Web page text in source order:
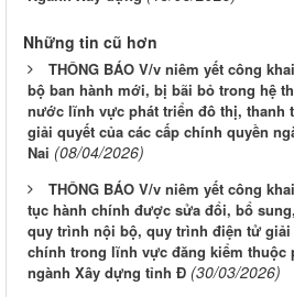
Những tin cũ hơn
THÔNG BÁO V/v niêm yết công
bộ ban hành mới, bị bãi bỏ trong hệ
nước lĩnh vực phát triển đô thị, thanh
giải quyết của các cấp chính quyền
Nai (08/04/2026)
THÔNG BÁO V/v niêm yết công
tục hành chính được sửa đổi, bổ
quy trình nội bộ, quy trình điện tử giải
chính trong lĩnh vực đăng kiểm thuộc
ngành Xây dựng tỉnh Đ (30/03/2026)